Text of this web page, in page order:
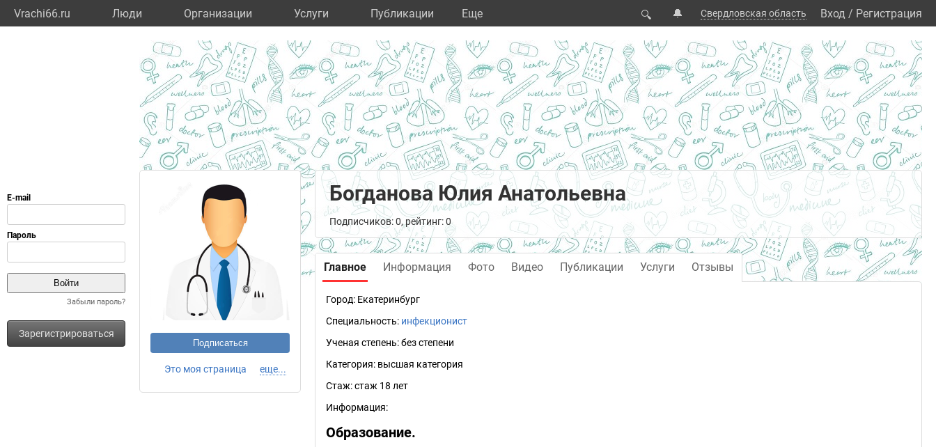
Vrachi66.ru Люди Организации Услуги Публикации Eще 🔍 🔔 Свердловская область Вход / Регистрация
Забыли пароль?
Зарегистрироваться
Подписаться
Это моя страница еще...
Богданова Юлия Анатольевна
Подписчиков: 0, рейтинг: 0
Главное Информация Фото Видео Публикации Услуги Отзывы
Город: Екатеринбург
Специальность: инфекционист
Ученая степень:без степени
Категория: высшая категория
Стаж:стаж 18 лет
Информация:
Образование.